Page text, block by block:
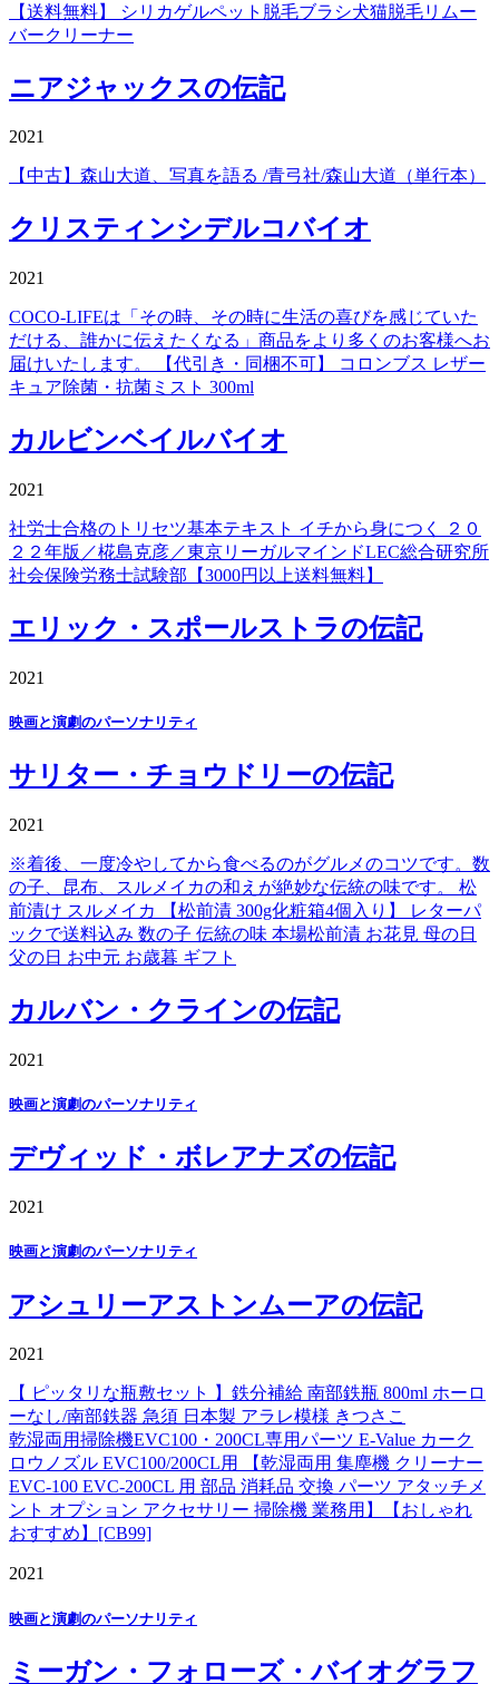
【送料無料】 シリカゲルペット脱毛ブラシ犬猫脱毛リムー
バークリーナー
ニアジャックスの伝記
2021
【中古】森山大道、写真を語る /青弓社/森山大道（単行本）
クリスティンシデルコバイオ
2021
COCO-LIFEは「その時、その時に生活の喜びを感じていた
だける、誰かに伝えたくなる」商品をより多くのお客様へお
届けいたします。 【代引き・同梱不可】 コロンブス レザー
キュア除菌・抗菌ミスト 300ml
カルビンベイルバイオ
2021
社労士合格のトリセツ基本テキスト イチから身につく ２０
２２年版／椛島克彦／東京リーガルマインドLEC総合研究所
社会保険労務士試験部【3000円以上送料無料】
エリック・スポールストラの伝記
2021
映画と演劇のパーソナリティ
サリター・チョウドリーの伝記
2021
※着後、一度冷やしてから食べるのがグルメのコツです。数
の子、昆布、スルメイカの和えが絶妙な伝統の味です。 松
前漬け スルメイカ 【松前漬 300g化粧箱4個入り】 レターパ
ックで送料込み 数の子 伝統の味 本場松前漬 お花見 母の日
父の日 お中元 お歳暮 ギフト
カルバン・クラインの伝記
2021
映画と演劇のパーソナリティ
デヴィッド・ボレアナズの伝記
2021
映画と演劇のパーソナリティ
アシュリーアストンムーアの伝記
2021
【 ピッタリな瓶敷セット 】鉄分補給 南部鉄瓶 800ml ホーロ
ーなし/南部鉄器 急須 日本製 アラレ模様 きつさこ
乾湿両用掃除機EVC100・200CL専用パーツ E-Value カーク
ロウノズル EVC100/200CL用 【乾湿両用 集塵機 クリーナー
EVC-100 EVC-200CL 用 部品 消耗品 交換 パーツ アタッチメ
ント オプション アクセサリー 掃除機 業務用】【おしゃれ
おすすめ】[CB99]
2021
映画と演劇のパーソナリティ
ミーガン・フォローズ・バイオグラフ